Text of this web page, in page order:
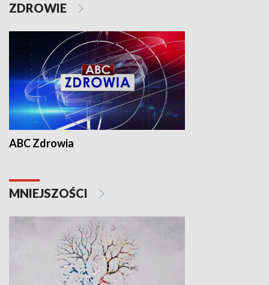
ZDROWIE
ABC Zdrowia
MNIEJSZOŚCI